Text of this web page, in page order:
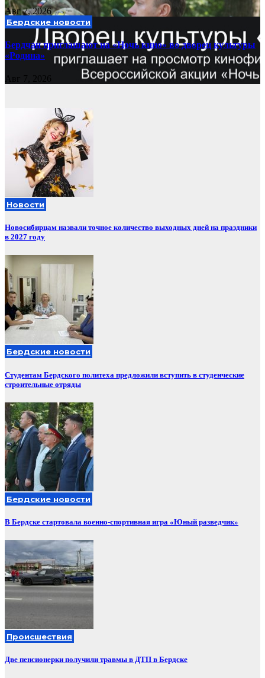
Авг 7, 2026
Бердские новости
Бердчан приглашают на «Ночь кино» во дворец культуры
«Родина»
Авг 7, 2026
Новости
Новосибирцам назвали точное количество выходных дней на праздники
в 2027 году
Бердские новости
Студентам Бердского политеха предложили вступить в студенческие
строительные отряды
Бердские новости
В Бердске стартовала военно-спортивная игра «Юный разведчик»
Происшествия
Две пенсионерки получили травмы в ДТП в Бердске